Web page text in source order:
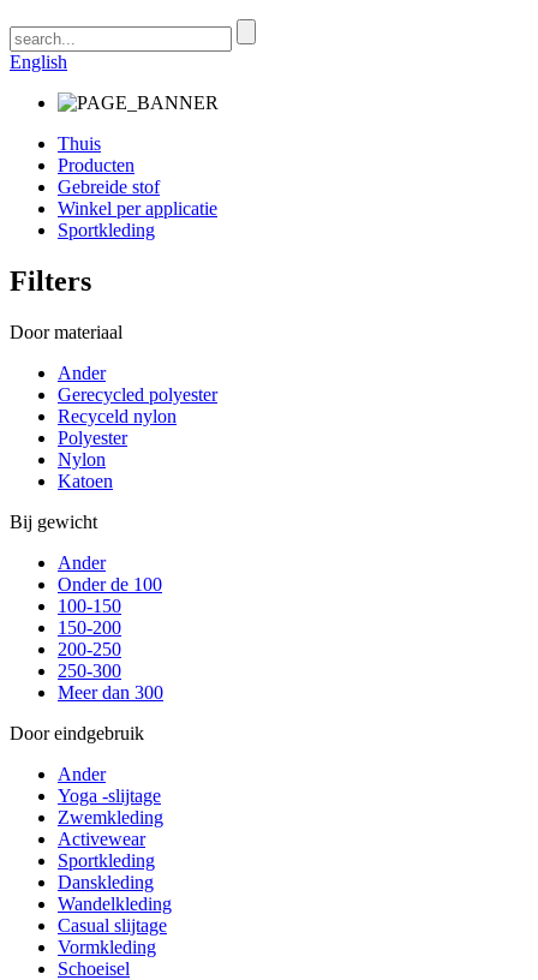
English
Thuis
Producten
Gebreide stof
Winkel per applicatie
Sportkleding
Filters
Door materiaal
Ander
Gerecycled polyester
Recyceld nylon
Polyester
Nylon
Katoen
Bij gewicht
Ander
Onder de 100
100-150
150-200
200-250
250-300
Meer dan 300
Door eindgebruik
Ander
Yoga -slijtage
Zwemkleding
Activewear
Sportkleding
Danskleding
Wandelkleding
Casual slijtage
Vormkleding
Schoeisel